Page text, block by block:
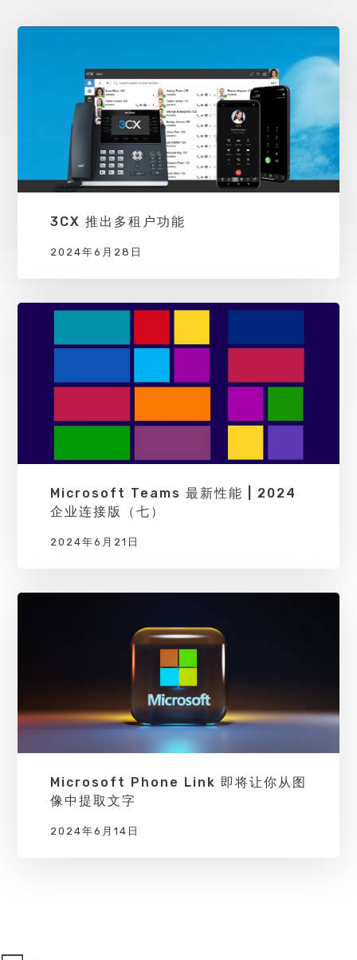
3CX 推出多租户功能
2024年6月28日
Microsoft Teams 最新性能 | 2024
企业连接版（七）
2024年6月21日
Microsoft Phone Link 即将让你从图
像中提取文字
2024年6月14日